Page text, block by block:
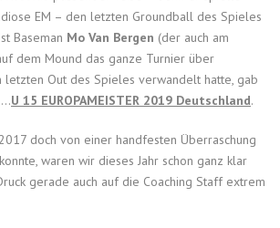
EM – den letzten Groundball des Spieles
Baseman Mo Van Bergen (der auch am
dem Mound das ganze Turnier über
letzten Out des Spieles verwandelt hatte, gab
U 15 EUROPAMEISTER 2019 Deutschland.
doch von einer handfesten Überraschung
waren wir dieses Jahr schon ganz klar
gerade auch auf die Coaching Staff extrem